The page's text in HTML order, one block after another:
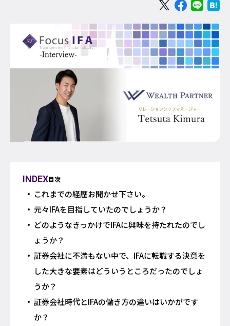
INDEX目次
これまでの経歴お聞かせ下さい。
元々IFAを目指していたのでしょうか？
どのようなきっかけでIFAに興味を持たれたのでし
ょうか？
証券会社に不満もない中で、IFAに転職する決意を
した大きな要素はどういうところだったのでしょ
うか？
証券会社時代とIFAの働き方の違いはいかがです
か？